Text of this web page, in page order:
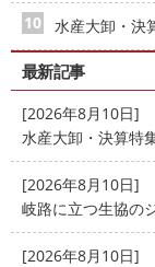
水産大卸・決
最新記事
[2026年8月10日]
水産大卸・決算特
[2026年8月10日]
岐路に立つ生協の
[2026年8月10日]